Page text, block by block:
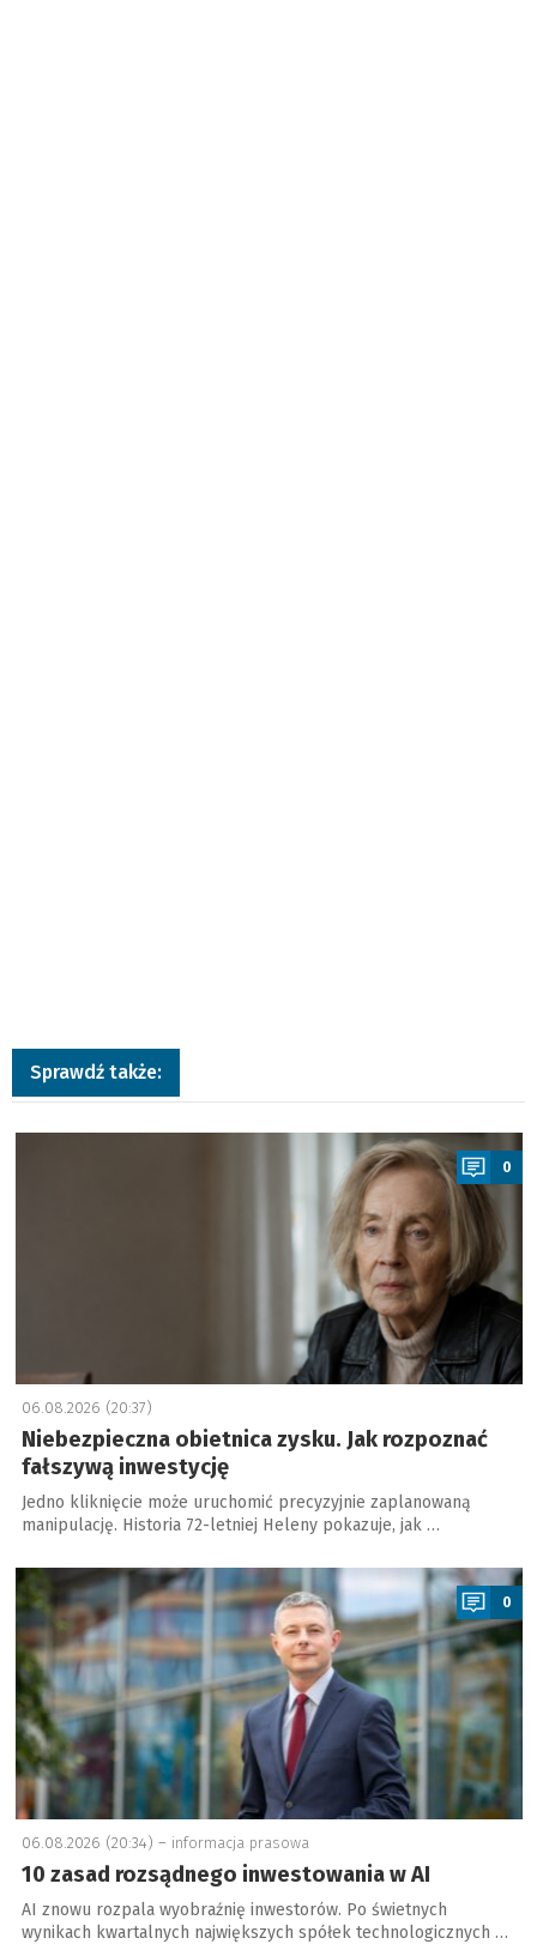
Sprawdź także:
a
0
06.08.2026 (20:37)
Niebezpieczna obietnica zysku. Jak rozpoznać
fałszywą inwestycję
Jedno kliknięcie może uruchomić precyzyjnie zaplanowaną
manipulację. Historia 72-letniej Heleny pokazuje, jak …
a
0
06.08.2026 (20:34) – informacja prasowa
10 zasad rozsądnego inwestowania w AI
AI znowu rozpala wyobraźnię inwestorów. Po świetnych
wynikach kwartalnych największych spółek technologicznych …